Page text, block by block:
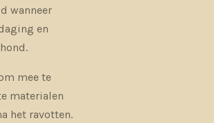
wanneer
en
mee te
materialen
het ravotten.